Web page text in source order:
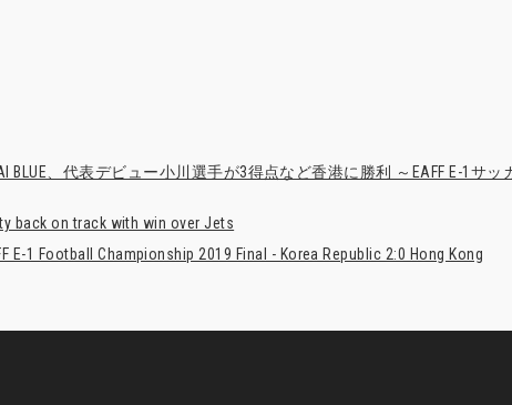
BLUE、代表デビュー小川選手が3得点など香港に勝利 ～EAFF E-1サ
back on track with win over Jets
E-1 Football Championship 2019 Final - Korea Republic 2:0 Hong Kong